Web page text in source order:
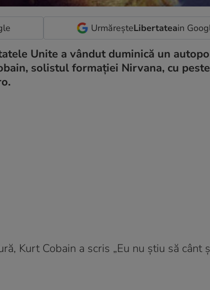
UrmăreșteLibertateain
Unite a vândut duminică un
solistul formaţiei Nirvana, cu
Kurt Cobain a scris „Eu nu ştiu să cânt